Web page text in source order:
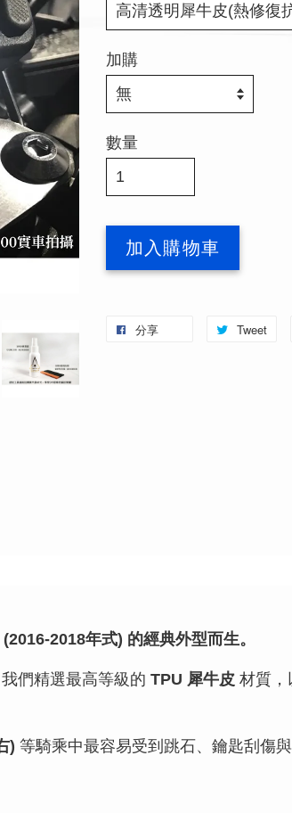
加購
數量
加入購物車
分享 Tweet
2018年式) 的經典外型而生。
們精選最高等級的 TPU 犀牛皮 材質，
) 等騎乘中最容易受到跳石、鑰匙刮傷與